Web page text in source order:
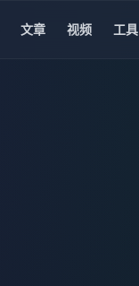
文章 视频 工具